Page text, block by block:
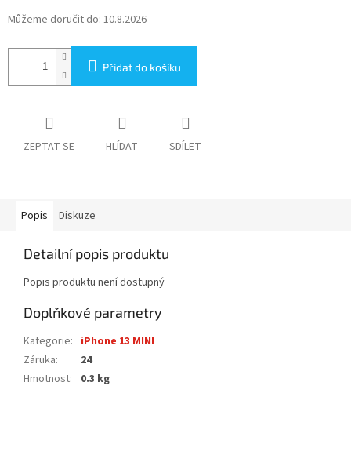
Můžeme doručit do: 10.8.2026
Přidat do košíku
ZEPTAT SE HLÍDAT SDÍLET
Popis Diskuze
Detailní popis produktu
Popis produktu není dostupný
Doplňkové parametry
Kategorie: iPhone 13 MINI
Záruka:
24
Hmotnost: 0.3 kg